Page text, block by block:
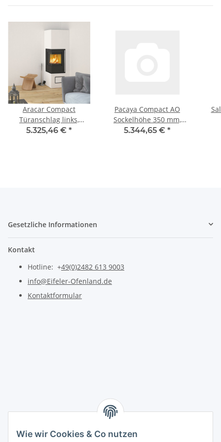
Aracar Compact
Türanschlag links,
Putzrahmen 3mm,
5.325,46 € *
Pacaya Compact AO
Sockelhöhe 350 mm,
Keramik schneeweiß
5.344,65 € *
Gesetzliche Informationen
Kontakt
Hotline: +49(0)2482 613 9003
info@Eifeler-Ofenland.de
Kontaktformular
Wie wir Cookies & Co nutzen